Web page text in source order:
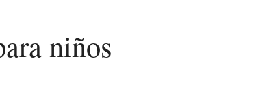
niños